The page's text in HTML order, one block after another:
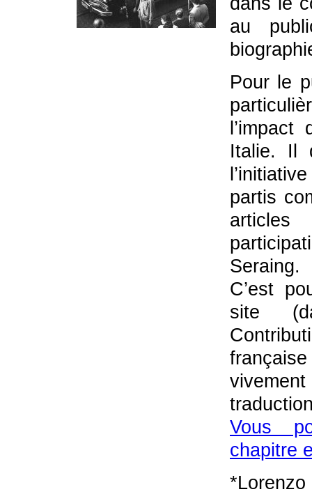
au
Pour le
l’impact
Italie. Il
partis
Seraing.
C’est
site
Vous
chapitre